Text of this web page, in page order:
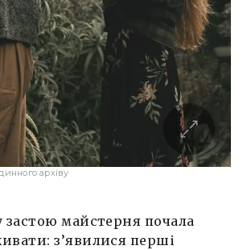
архіву
застою майстерня почала
з’явилися перші